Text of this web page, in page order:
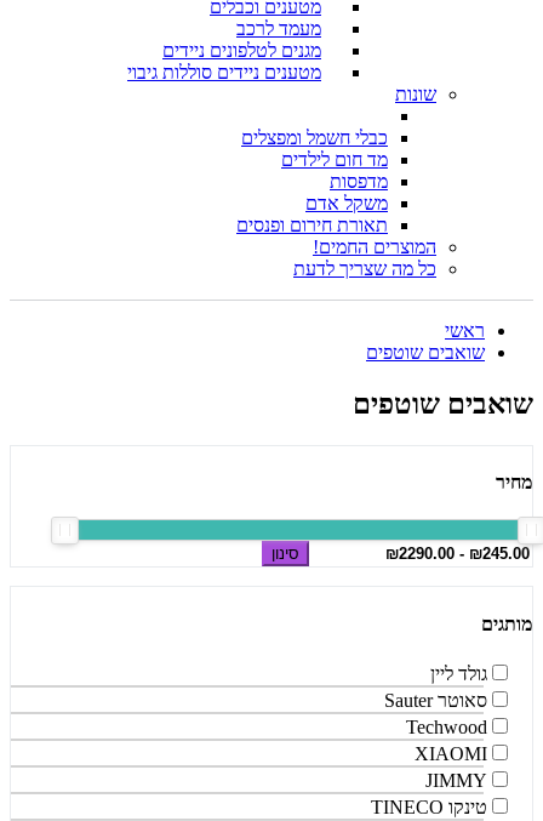
מטענים וכבלים
מעמד לרכב
מגנים לטלפונים ניידים
מטענים ניידים סוללות גיבוי
שונות
כבלי חשמל ומפצלים
מד חום לילדים
מדפסות
משקל אדם
תאורת חירום ופנסים
המוצרים החמים!
כל מה שצריך לדעת
ראשי
שואבים שוטפים
שואבים שוטפים
מחיר
סינון
מותגים
גולד ליין
סאוטר Sauter
Techwood
XIAOMI
JIMMY
טינקו TINECO